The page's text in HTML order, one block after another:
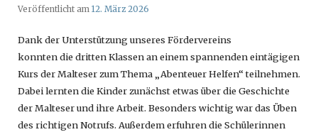
Veröffentlicht am 12. März 2026
Dank der Unterstützung unseres Fördervereins
konnten die dritten Klassen an einem spannenden eintägigen
Kurs der Malteser zum Thema „Abenteuer Helfen“ teilnehmen.
Dabei lernten die Kinder zunächst etwas über die Geschichte
der Malteser und ihre Arbeit. Besonders wichtig war das Üben
des richtigen Notrufs. Außerdem erfuhren die Schülerinnen